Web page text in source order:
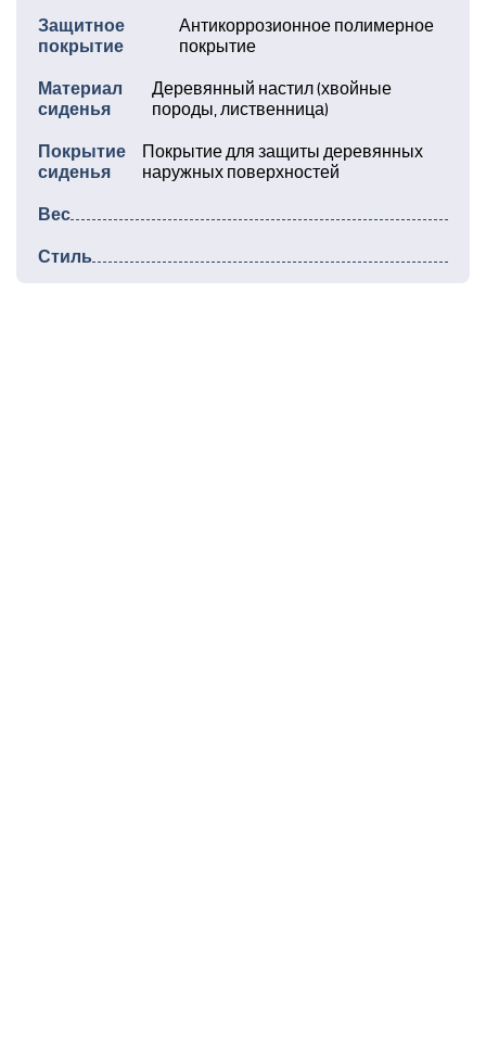
Защитное
покрытие
Антикоррозионное полимерное
покрытие
Материал
сиденья
Деревянный настил (хвойные
породы, лиственница)
Покрытие
сиденья
Покрытие для защиты деревянных
наружных поверхностей
Вес
Стиль